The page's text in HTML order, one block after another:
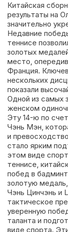
Китайская
результаты на
значительно
Недавние
теннисе
золотых
место,
Франция.
нескольких
показали
Одной из самых
женском
Эту 14-ю по
Чэнь Мэн,
и
стало ярким
этом виде
теннисе,
побед в
золотую
Чэнь Цинчэнь и
тактическое
уверенную
таланта и
виде спорта.